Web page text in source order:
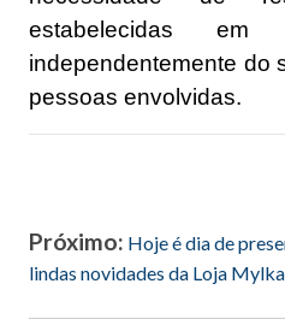
estabelecidas em
independentemente do
pessoas envolvidas.
Próximo: Hoje é dia de
lindas novidades da Loja